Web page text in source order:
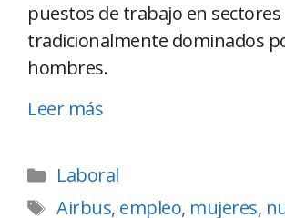
puestos de trabajo en sectores
tradicionalmente dominados
hombres.
Leer más
Laboral
Airbus, empleo, mujeres,